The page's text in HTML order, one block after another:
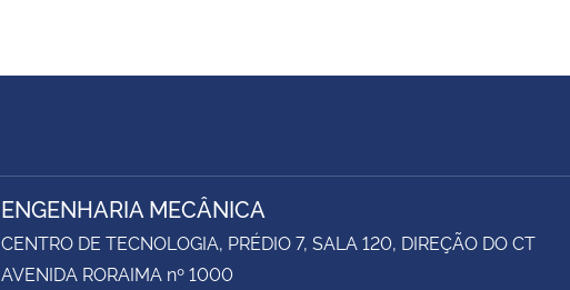
ENGENHARIA MECÂNICA
CENTRO DE TECNOLOGIA, PRÉDIO 7, SALA 120, DIREÇÃO DO CT
AVENIDA RORAIMA nº 1000